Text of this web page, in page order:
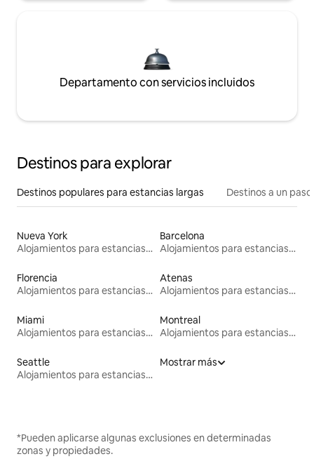
Departamento con servicios incluidos
Destinos para explorar
Destinos populares para estancias largas Destinos a un
Nueva York
Alojamientos para estancias largas
Barcelona
Alojamientos para estancias largas
Florencia
Alojamientos para estancias largas
Atenas
Alojamientos para estancias largas
Miami
Alojamientos para estancias largas
Montreal
Alojamientos para estancias largas
Seattle
Alojamientos para estancias largas
Mostrar más
*Pueden aplicarse algunas exclusiones en determinadas
zonas y propiedades.